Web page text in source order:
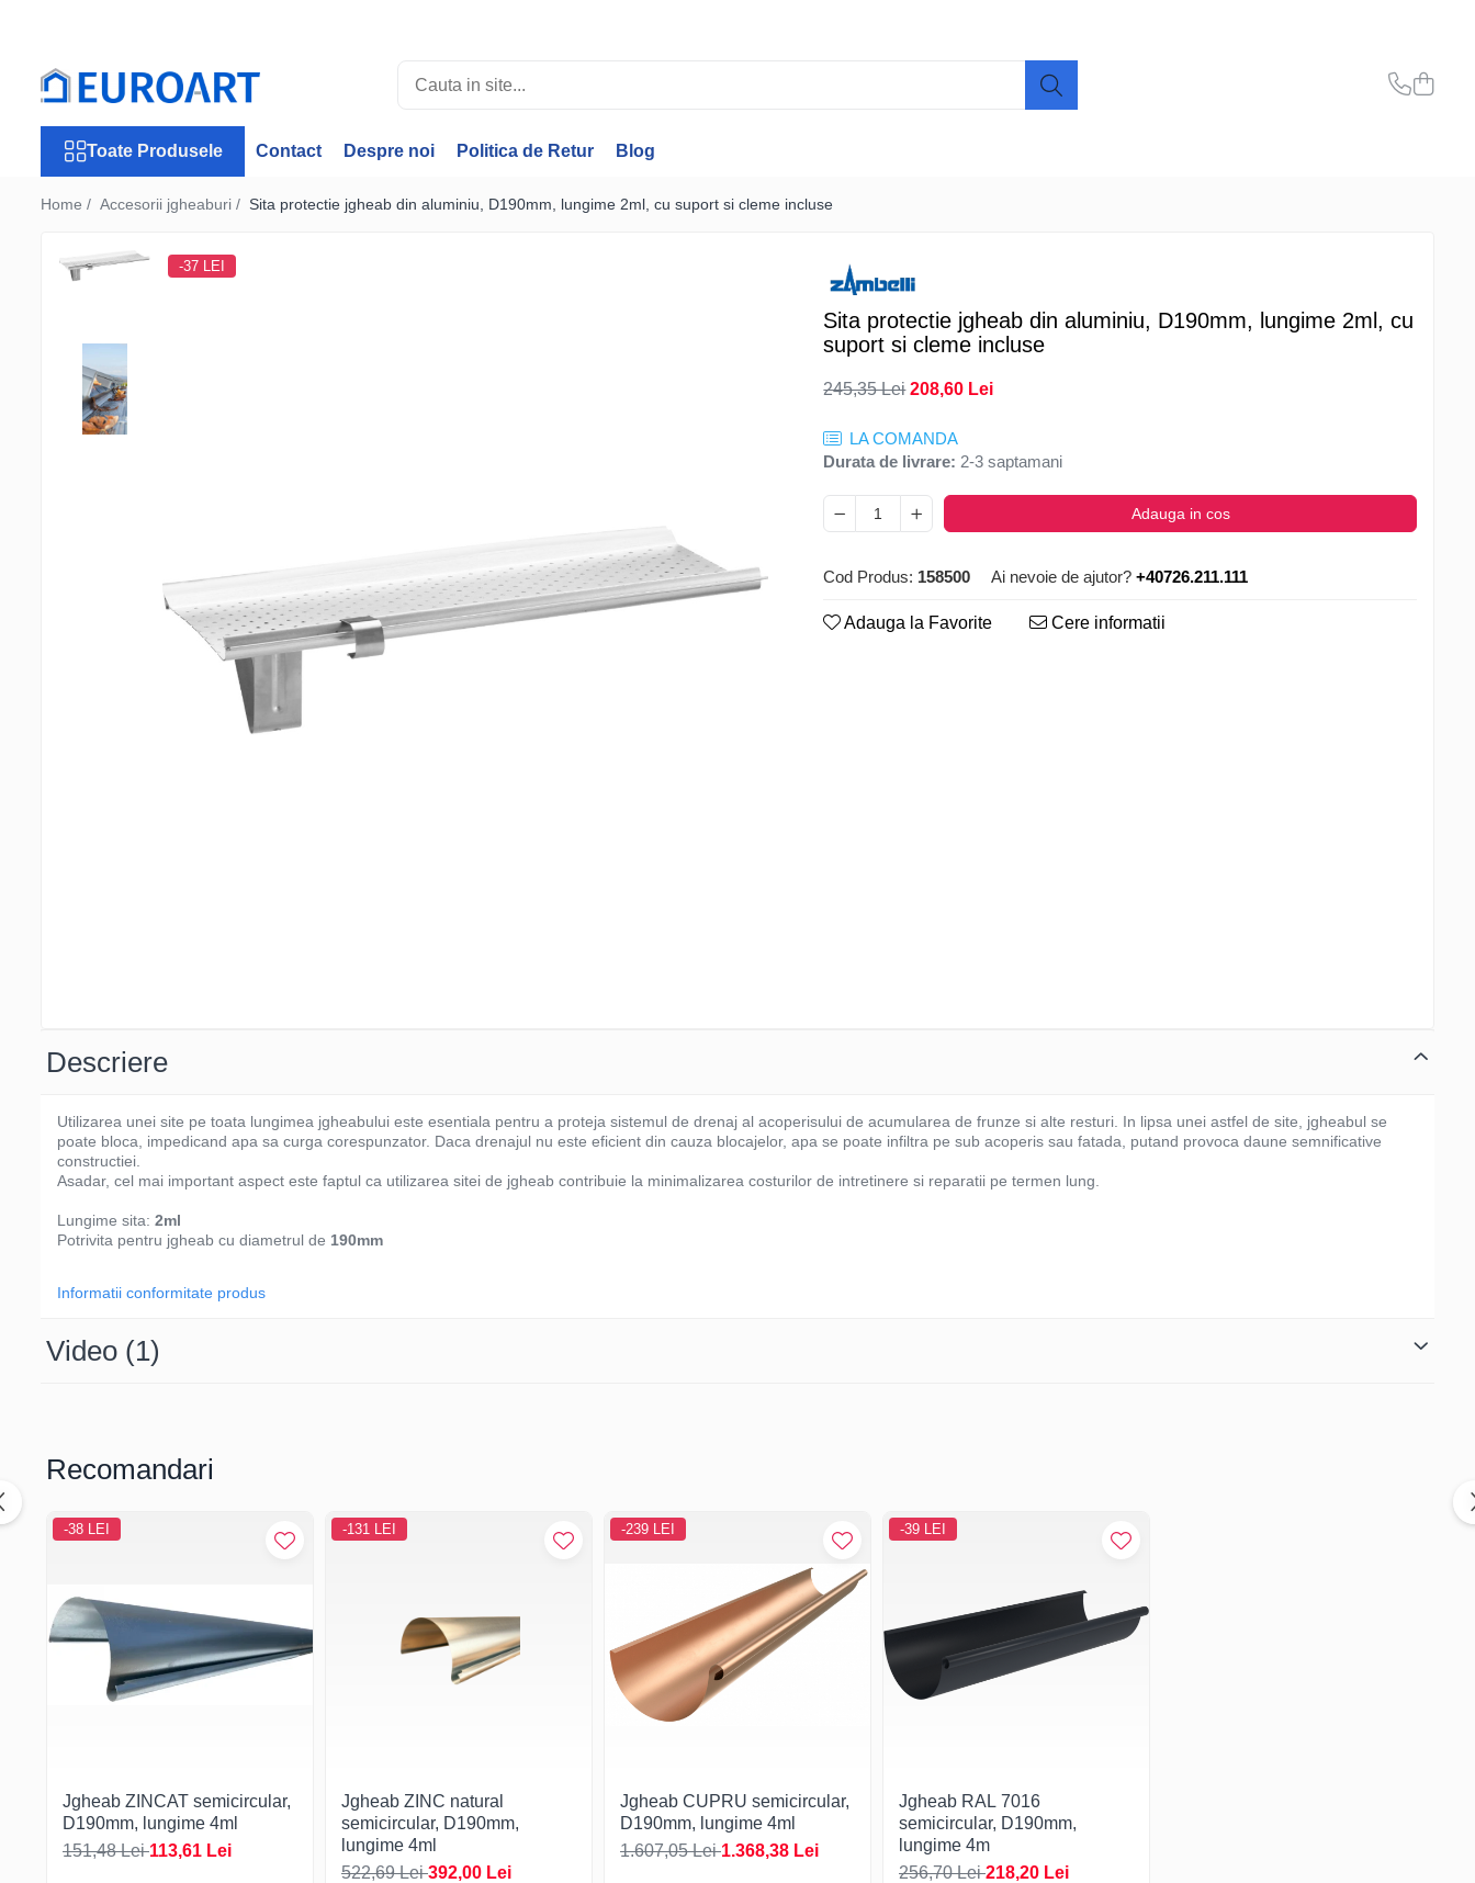
Toate Produsele
Accesorii jgheaburi
Burlane
Accesorii burlane
Rulouri tabla
Membrane lichide
Receptori si deversoare
Toate Produsele Contact Despre noi Politica de Retur Blog
Home / Accesorii jgheaburi / Sita protectie jgheab din aluminiu, D190mm, lungime 2ml, cu suport si cleme incluse
Sita protectie jgheab din aluminiu, D190mm, lungime 2ml, cu
suport si cleme incluse
-37 LEI
245,35 Lei 208,60 Lei
LA COMANDA
Durata de livrare: 2-3 saptamani
Adauga in cos
Cod Produs: 158500 Ai nevoie de ajutor? +40726.211.111
Adauga la Favorite Cere informatii
Descriere
Utilizarea unei site pe toata lungimea jgheabului este esentiala pentru a proteja sistemul de drenaj al acoperisului de acumularea de frunze si alte resturi. In lipsa unei astfel de site, jgheabul se
poate bloca, impedicand apa sa curga corespunzator. Daca drenajul nu este eficient din cauza blocajelor, apa se poate infiltra pe sub acoperis sau fatada, putand provoca daune semnificative
constructiei.
Asadar, cel mai important aspect este faptul ca utilizarea sitei de jgheab contribuie la minimalizarea costurilor de intretinere si reparatii pe termen lung.
Lungime sita: 2ml
Potrivita pentru jgheab cu diametrul de 190mm
Informatii conformitate produs
Video (1)
Recomandari
-38 LEI
Jgheab ZINCAT semicircular,
D190mm, lungime 4ml
151,48 Lei113,61 Lei
-131 LEI
Jgheab ZINC natural
semicircular, D190mm,
lungime 4ml
522,69 Lei392,00 Lei
-239 LEI
Jgheab CUPRU semicircular,
D190mm, lungime 4ml
1.607,05 Lei1.368,38 Lei
-39 LEI
Jgheab RAL 7016
semicircular, D190mm,
lungime 4m
256,70 Lei218,20 Lei